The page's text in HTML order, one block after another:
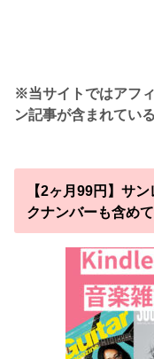
※当サイトではアフ
ン記事が含まれてい
【2ヶ月99円】サ
クナンバーも含め